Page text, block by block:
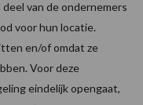
van de ondernemers
voor hun locatie.
en/of omdat ze
Voor deze
eindelijk opengaat,